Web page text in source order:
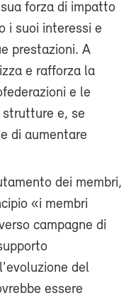
forza di impatto
i suoi interessi e
prestazioni. A
e rafforza la
e le
strutture e, se
di aumentare
dei membri,
«i membri
campagne di
del
essere